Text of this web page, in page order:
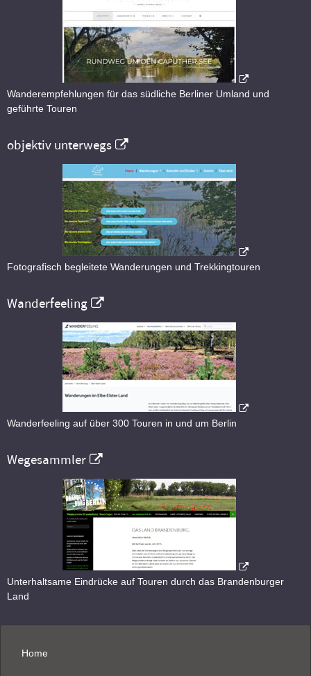
Wanderempfehlungen für das südliche Berliner Umland und
geführte Touren
objektiv unterwegs
Fotografisch begleitete Wanderungen und Trekkingtouren
Wanderfeeling
Wanderfeeling auf über 300 Touren in und um Berlin
Wegesammler
Unterhaltsame Eindrücke auf Touren durch das Brandenburger
Land
Home